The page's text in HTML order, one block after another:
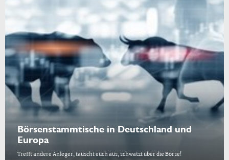
Börsenstammtische in Deutschland und
Europa
Trefft andere Anleger, tauscht euch aus, schwatzt über die Börse!